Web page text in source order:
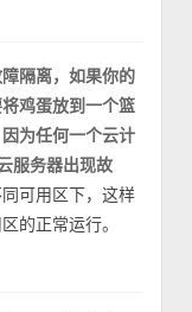
隔离，如果你的
鸡蛋放到一个篮
为任何一个云计
服务器出现故
可用区下，这样
的正常运行。